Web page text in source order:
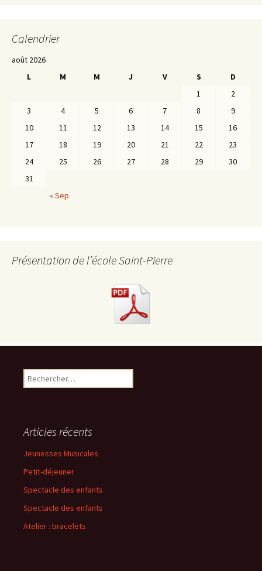
Calendrier
août 2026
L
M M J V S
D
1
2
3
4 5 6 7 8
9
10
11 12 13 14 15
16
17
18 19 20 21 22
23
24
25 26 27 28 29
30
31
« Sep
Présentation de l’école Saint-Pierre
R
e
r
c
e
r
:
Articles récents
Jeunesses Musicales
Petit-déjeuner
Spectacle des enfants
Spectacle des enfants
Atelier : bracelets